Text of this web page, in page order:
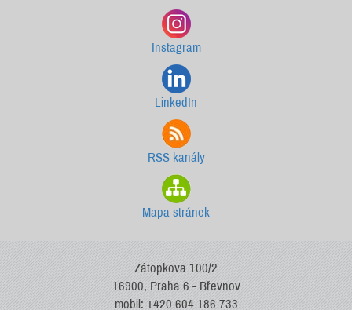
Instagram
LinkedIn
RSS kanály
Mapa stránek
Zátopkova 100/2
16900, Praha 6 - Břevnov
mobil: +420 604 186 733